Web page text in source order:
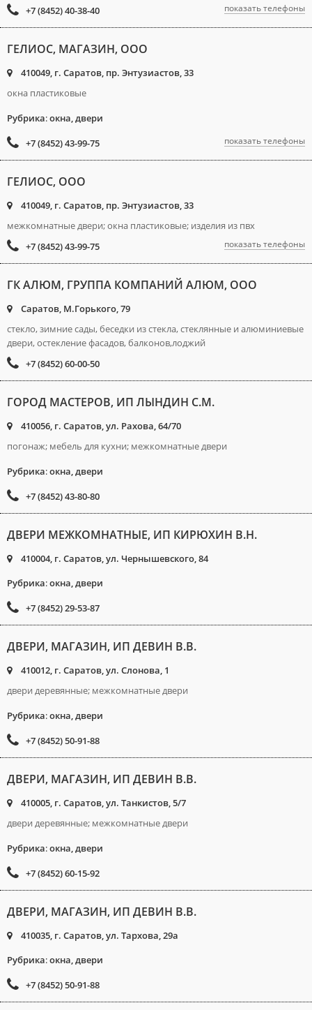
+7 (8452) 40-38-40 показать телефоны
ГЕЛИОС, МАГАЗИН, ООО
410049, г. Саратов, пр. Энтузиастов, 33
окна пластиковые
Рубрика:окна, двери
+7 (8452) 43-99-75
показать телефоны
ГЕЛИОС, ООО
410049, г. Саратов, пр. Энтузиастов, 33
межкомнатные двери; окна пластиковые; изделия из пвх
+7 (8452) 43-99-75
показать телефоны
ГК АЛЮМ, ГРУППА КОМПАНИЙ АЛЮМ, ООО
Саратов, М.Горького, 79
стекло, зимние сады, беседки из стекла, стеклянные и алюминиевые
двери, остекление фасадов, балконов,лоджий
+7 (8452) 60-00-50
ГОРОД МАСТЕРОВ, ИП ЛЫНДИН С.М.
410056, г. Саратов, ул. Рахова, 64/70
погонаж; мебель для кухни; межкомнатные двери
Рубрика:окна, двери
+7 (8452) 43-80-80
ДВЕРИ МЕЖКОМНАТНЫЕ, ИП КИРЮХИН В.Н.
410004, г. Саратов, ул. Чернышевского, 84
Рубрика:окна, двери
+7 (8452) 29-53-87
ДВЕРИ, МАГАЗИН, ИП ДЕВИН В.В.
410012, г. Саратов, ул. Слонова, 1
двери деревянные; межкомнатные двери
Рубрика:окна, двери
+7 (8452) 50-91-88
ДВЕРИ, МАГАЗИН, ИП ДЕВИН В.В.
410005, г. Саратов, ул. Танкистов, 5/7
двери деревянные; межкомнатные двери
Рубрика:окна, двери
+7 (8452) 60-15-92
ДВЕРИ, МАГАЗИН, ИП ДЕВИН В.В.
410035, г. Саратов, ул. Тархова, 29а
Рубрика:окна, двери
+7 (8452) 50-91-88